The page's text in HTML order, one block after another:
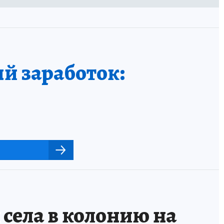
заработок:
в колонию на